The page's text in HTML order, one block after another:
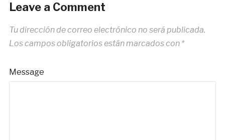
Leave a Comment
Tu dirección de correo electrónico no será publicada.
Los campos obligatorios están marcados con *
Message